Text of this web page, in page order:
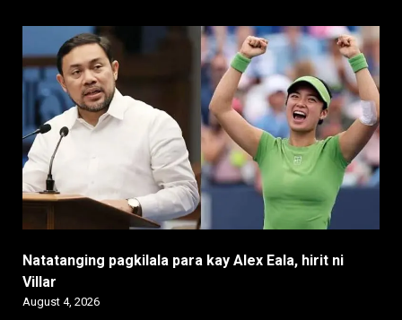
Natatanging pagkilala para kay Alex Eala, hirit ni
Villar
August 4, 2026